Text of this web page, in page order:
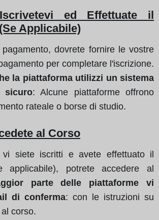
ed Effettuate il
Applicabile)
dovrete fornire le vostre
per completare l'iscrizione.
la piattaforma utilizzi un sistema
sicuro: Alcune piattaforme offrono
rateale o borse di studio.
al Corso
siete iscritti e avete effettuato il
applicabile), potrete accedere al
parte delle piattaforme vi
di conferma: con le istruzioni su
corso.